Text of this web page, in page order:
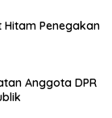
Hitam Penegakan
Anggota DPR